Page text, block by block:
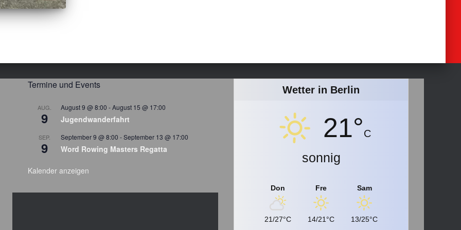
Termine und Events
AUG.
9
August 9 @ 8:00 -August 15 @ 17:00
Jugendwanderfahrt
SEP.
9
September 9 @ 8:00 -September 13 @ 17:00
Word Rowing Masters Regatta
Kalender anzeigen
Wetter in Berlin
21°C
sonnig
Don
21/27°C
Fre
14/21°C
Sam
13/25°C